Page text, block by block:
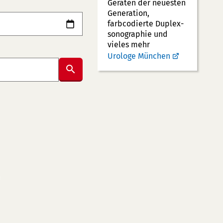
Suche
abschicken
Geräten der neuesten
Generation,
farbcodierte Duplex­
sonographie und
vieles mehr
Urologe München